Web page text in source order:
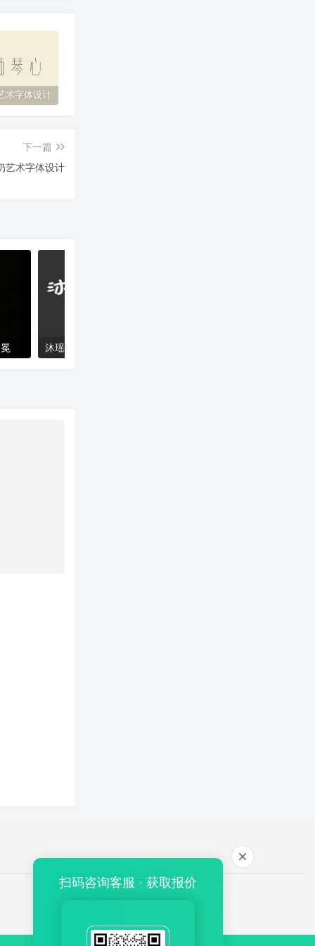
术字体设计
下一篇
艺术字体设计
沐瑶软笔手写体
扫码咨询客服 · 获取报价